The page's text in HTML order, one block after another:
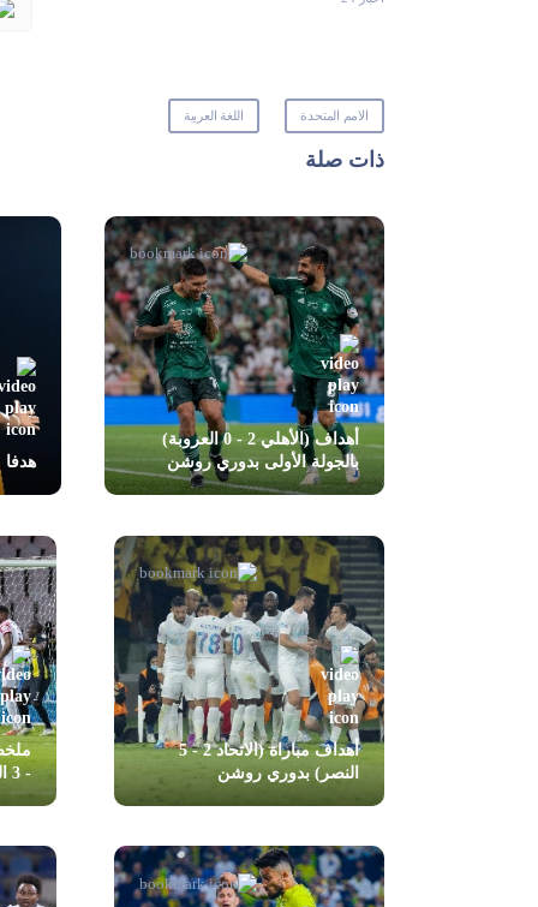
الامم المتحدة اللغة العربية
ذات صلة
أهداف (الأهلي 2 - 0 العروبة)
بالجولة الأولى بدوري روشن
هدفا
أهداف مباراة (الاتحاد 2 - 5
النصر) بدوري روشن
- 3 الرائد)